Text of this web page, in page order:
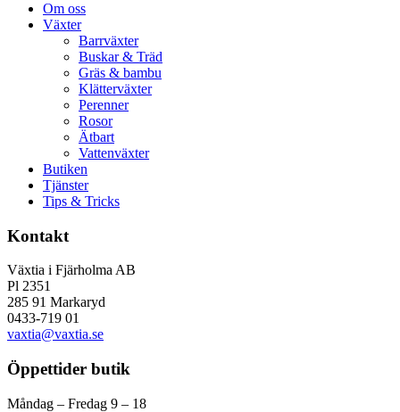
Om oss
Växter
Barrväxter
Buskar & Träd
Gräs & bambu
Klätterväxter
Perenner
Rosor
Ätbart
Vattenväxter
Butiken
Tjänster
Tips & Tricks
Kontakt
Växtia i Fjärholma AB
Pl 2351
285 91 Markaryd
0433-719 01
vaxtia@vaxtia.se
Öppettider butik
Måndag – Fredag 9 – 18